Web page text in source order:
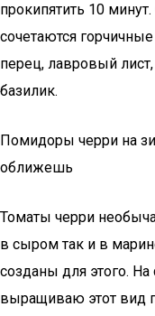
прокипятить 10
сочетаются
перец, лавровый
базилик.
Помидоры черри на
оближешь
Томаты черри
в сыром так и в
созданы для этого.
выращиваю этот вид